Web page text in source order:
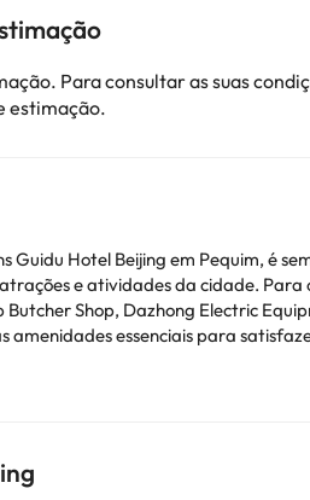
Para consultar as suas
estimação.
Guidu Hotel Beijing em Pequim, é
e atividades da cidade.
Shop, Dazhong Electric
amenidades essenciais para
Fi nos espaços públicos, parque
quartos para não